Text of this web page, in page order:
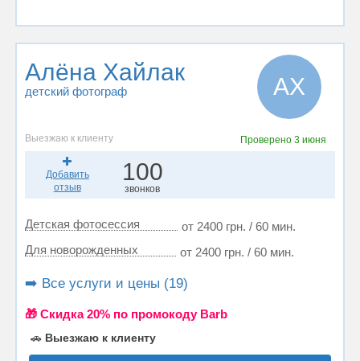
Алёна Хайлак
детский фотограф АХ
Выезжаю к клиенту Проверено3 июня
Добавить
отзыв
100
звонков
Детская фотосессия
от 2400 грн. / 60 мин.
Для новорожденных
от 2400 грн. / 60 мин.
➡️ Все услуги и цены (19)
🎁 Cкидка 20% по промокоду Barb
🚗 Выезжаю к клиенту